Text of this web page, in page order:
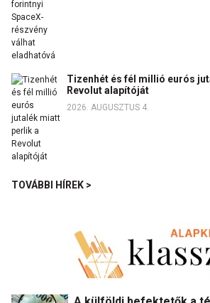
Tizenhét és fél millió eurós
Revolut alapítóját
2026. AUGUSZTUS 4.
TOVÁBBI HÍREK >